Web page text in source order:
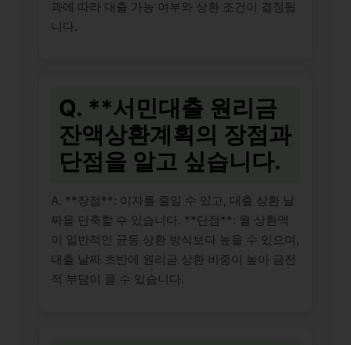
과에 따라 대출 가능 여부와 상환 조건이 결정됩
니다.
Q. **서민대출 원리금
잔액상환계획의 장점과
단점을 알고 싶습니다.
A. **장점**: 이자를 줄일 수 있고, 대출 상환 날
짜을 단축할 수 있습니다. **단점**: 월 상환액
이 일반적인 균등 상환 방식보다 높을 수 있으며,
대출 날짜 초반에 원리금 상환 비중이 높아 금전
적 부담이 클 수 있습니다.